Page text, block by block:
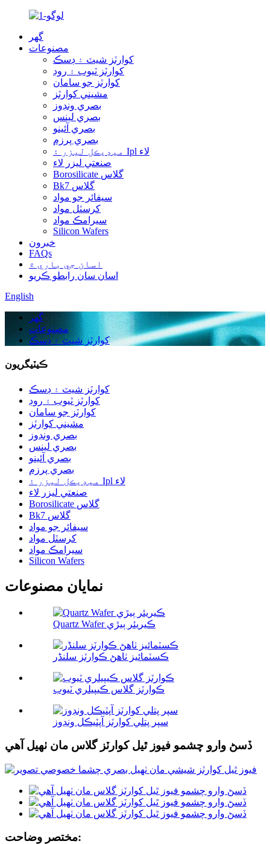
گهر
مصنوعات
کوارٽز شيٽ ۽ ڊسڪ
کوارٽز ٽيوب ۽ روڊ
کوارٽز جو سامان
مشيني کوارٽز
بصري ونڊوز
بصري لينس
بصري آئينو
بصري پرزم
ميڊيڪل ليزر ۽ Ipl لاء
صنعتي ليزر لاء
Borosilicate گلاس
Bk7 گلاس
سيفائر جو مواد
کرسٽل مواد
سيرامڪ مواد
Silicon Wafers
خبرون
FAQs
اسان جي باري ۾
اسان سان رابطو ڪريو
English
گهر
مصنوعات
کوارٽز شيٽ ۽ ڊسڪ
ڪيٽيگريون
کوارٽز شيٽ ۽ ڊسڪ
کوارٽز ٽيوب ۽ روڊ
کوارٽز جو سامان
مشيني کوارٽز
بصري ونڊوز
بصري لينس
بصري آئينو
بصري پرزم
ميڊيڪل ليزر ۽ Ipl لاء
صنعتي ليزر لاء
Borosilicate گلاس
Bk7 گلاس
سيفائر جو مواد
کرسٽل مواد
سيرامڪ مواد
Silicon Wafers
نمايان مصنوعات
Quartz Wafer ڪيريئر ٻيڙي
ڪسٽمائيز ٺاھڻ ڪوارٽز سلنڈر
ڪوارٽز گلاس ڪيپيلري ٽيوب
سپر پتلي کوارٽز آپٽيڪل ونڊوز
ڏسڻ وارو چشمو فيوز ٿيل کوارٽز گلاس مان ٺهيل آهي
مختصر وضاحت: